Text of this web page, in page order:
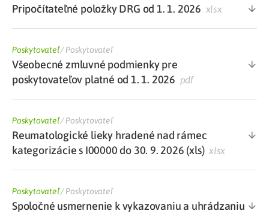
Pripočítateľné položky DRG od 1. 1. 2026 xlsx
Poskytovateľ/Poskytovateľ
Všeobecné zmluvné podmienky pre
poskytovateľov platné od 1. 1. 2026 pdf
Poskytovateľ/Poskytovateľ
Reumatologické lieky hradené nad rámec
kategorizácie s I00000 do 30. 9. 2026 (xls)xlsx
Poskytovateľ/Poskytovateľ
Spoločné usmernenie k vykazovaniu a uhrádzaniu